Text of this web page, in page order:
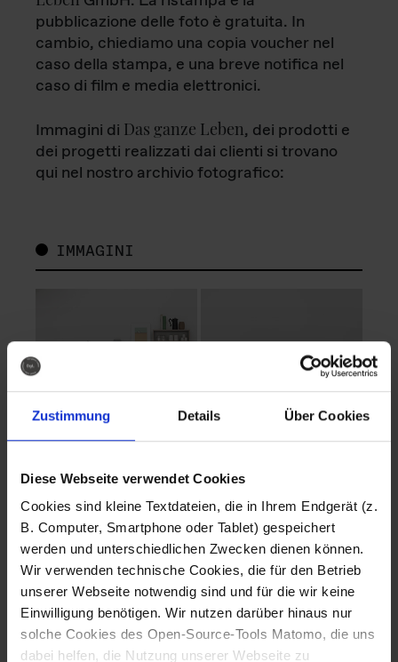
Zustimmung Details Über Cookies
Diese Webseite verwendet Cookies
Cookies sind kleine Textdateien, die in Ihrem Endgerät (z.
B. Computer, Smartphone oder Tablet) gespeichert
werden und unterschiedlichen Zwecken dienen können.
Wir verwenden technische Cookies, die für den Betrieb
unserer Webseite notwendig sind und für die wir keine
Einwilligung benötigen. Wir nutzen darüber hinaus nur
solche Cookies des Open-Source-Tools Matomo, die uns
dabei helfen, die Nutzung unserer Webseite zu
pubblicazione delle foto è gratuita. In
cambio, chiediamo una copia voucher nel
caso della stampa, e una breve notifica nel
caso di film e media elettronici.
Immagini di Das ganze Leben, dei prodotti e
dei progetti realizzati dai clienti si trovano
qui nel nostro archivio fotografico:
IMMAGINI
Fotografo: Lorenz
Sternbach
Download
Fotografo: Lorenz
Sternbach
Download